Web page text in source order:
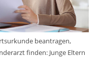
beantragen,
finden: Junge Eltern